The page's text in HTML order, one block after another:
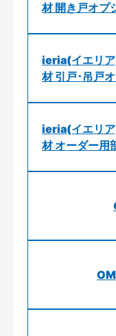
材 開き戸オプ
ieria(イエリア
材 引戸･吊戸
ieria(イエリア
材 オーダー用